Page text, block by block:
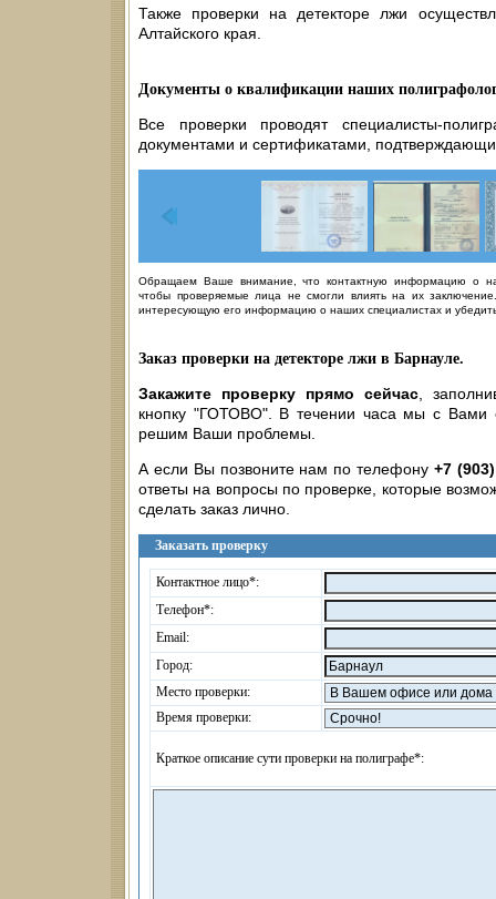
Также проверки на детекторе лжи
Алтайского края.
Документы о квалификации наших
Все проверки проводят специалисты-
документами и сертификатами,
Обращаем Ваше внимание, что контактную информацию о
чтобы проверяемые лица не смогли влиять на их
интересующую его информацию о наших специалистах и
Заказ проверки на детекторе лжи в Барнауле.
Закажите проверку прямо сейчас ,
кнопку "ГОТОВО". В течении часа мы с Вами
решим Ваши проблемы.
А если Вы позвоните нам по телефону +7
ответы на вопросы по проверке, которые
сделать заказ лично.
Заказать проверку
Контактное лицо*:
Телефон*:
Email:
Город:
Место проверки:
Время проверки:
Краткое описание сути проверки на полиграфе*: